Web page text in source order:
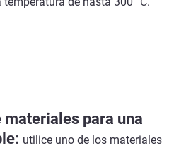
para una
utilice uno de los materiales